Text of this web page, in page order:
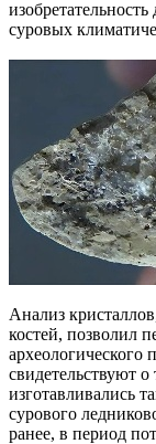
суровых
Анализ
костей, позволил
свидетельствуют
изготавливались
сурового
ранее, в период